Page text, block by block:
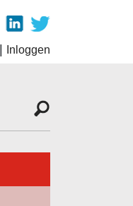
Inloggen